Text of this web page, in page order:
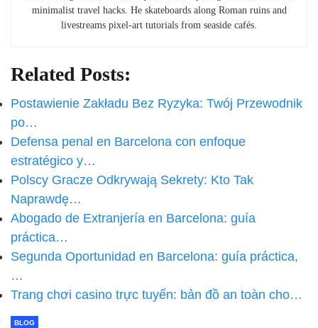
minimalist travel hacks. He skateboards along Roman ruins and
livestreams pixel-art tutorials from seaside cafés.
Related Posts:
Postawienie Zakładu Bez Ryzyka: Twój Przewodnik
po…
Defensa penal en Barcelona con enfoque
estratégico y…
Polscy Gracze Odkrywają Sekrety: Kto Tak
Naprawdę…
Abogado de Extranjería en Barcelona: guía
práctica…
Segunda Oportunidad en Barcelona: guía práctica,
…
Trang chơi casino trực tuyến: bản đồ an toàn cho…
BLOG